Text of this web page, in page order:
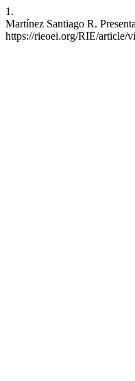
1.
Martínez Santiago R.
https://rieoei.org/RIE/article/